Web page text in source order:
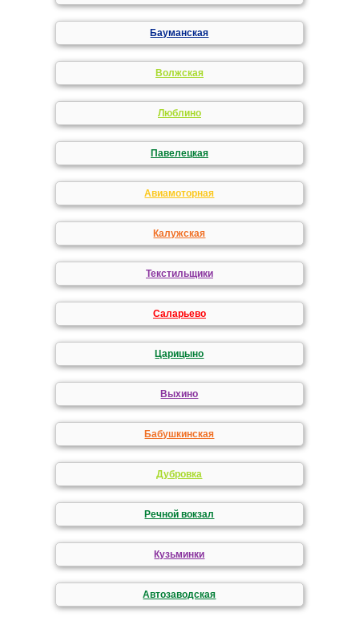
Бауманская
Волжская
Люблино
Павелецкая
Авиамоторная
Калужская
Текстильщики
Саларьево
Царицыно
Выхино
Бабушкинская
Дубровка
Речной вокзал
Кузьминки
Автозаводская